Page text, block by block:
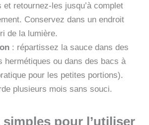
et retournez-les jusqu’à complet
Conservez dans un endroit
de la lumière.
: répartissez la sauce dans des
hermétiques ou dans des bacs à
pour les petites portions).
plusieurs mois sans souci.
simples pour l’utiliser